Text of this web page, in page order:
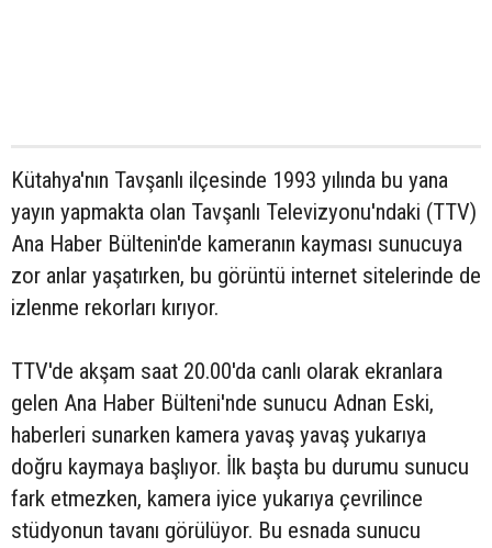
Kütahya'nın Tavşanlı ilçesinde 1993 yılında bu yana
yayın yapmakta olan Tavşanlı Televizyonu'ndaki (TTV)
Ana Haber Bültenin'de kameranın kayması sunucuya
zor anlar yaşatırken, bu görüntü internet sitelerinde de
izlenme rekorları kırıyor.
TTV'de akşam saat 20.00'da canlı olarak ekranlara
gelen Ana Haber Bülteni'nde sunucu Adnan Eski,
haberleri sunarken kamera yavaş yavaş yukarıya
doğru kaymaya başlıyor. İlk başta bu durumu sunucu
fark etmezken, kamera iyice yukarıya çevrilince
stüdyonun tavanı görülüyor. Bu esnada sunucu